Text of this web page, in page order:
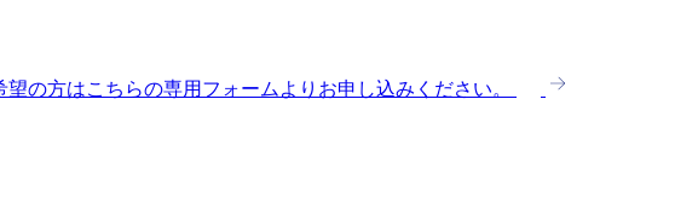
の方はこちらの専用フォームよりお申し込みください。